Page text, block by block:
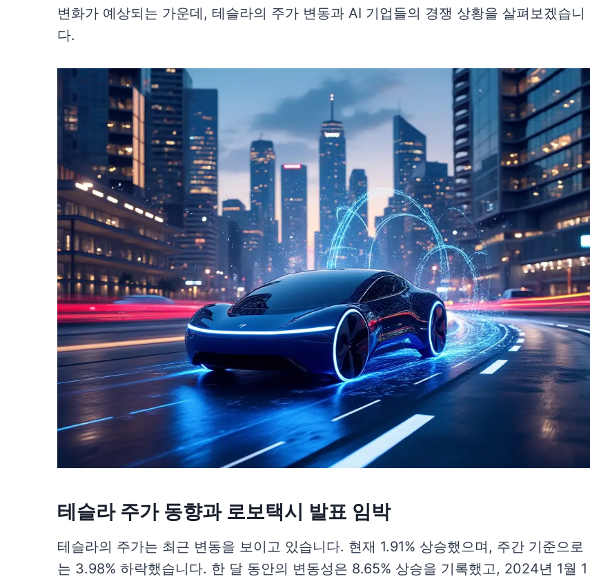
변화가 예상되는 가운데, 테슬라의 주가 변동과 AI 기업들의 경쟁 상황을 살펴보겠습니
다.
테슬라 주가 동향과 로보택시 발표 임박
테슬라의 주가는 최근 변동을 보이고 있습니다. 현재 1.91% 상승했으며, 주간 기준으로
는 3.98% 하락했습니다. 한 달 동안의 변동성은 8.65% 상승을 기록했고, 2024년 1월 1